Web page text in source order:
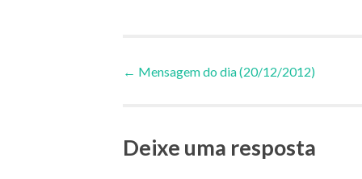
Navegação
Posts
← Mensagem do dia (20/12/2012)
Deixe uma resposta